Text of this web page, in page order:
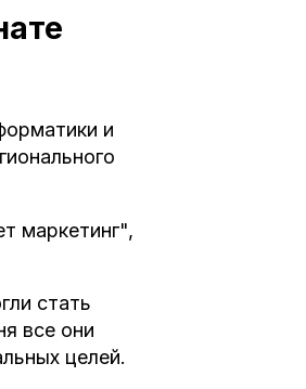
и
маркетинг",
стать
все они
целей.